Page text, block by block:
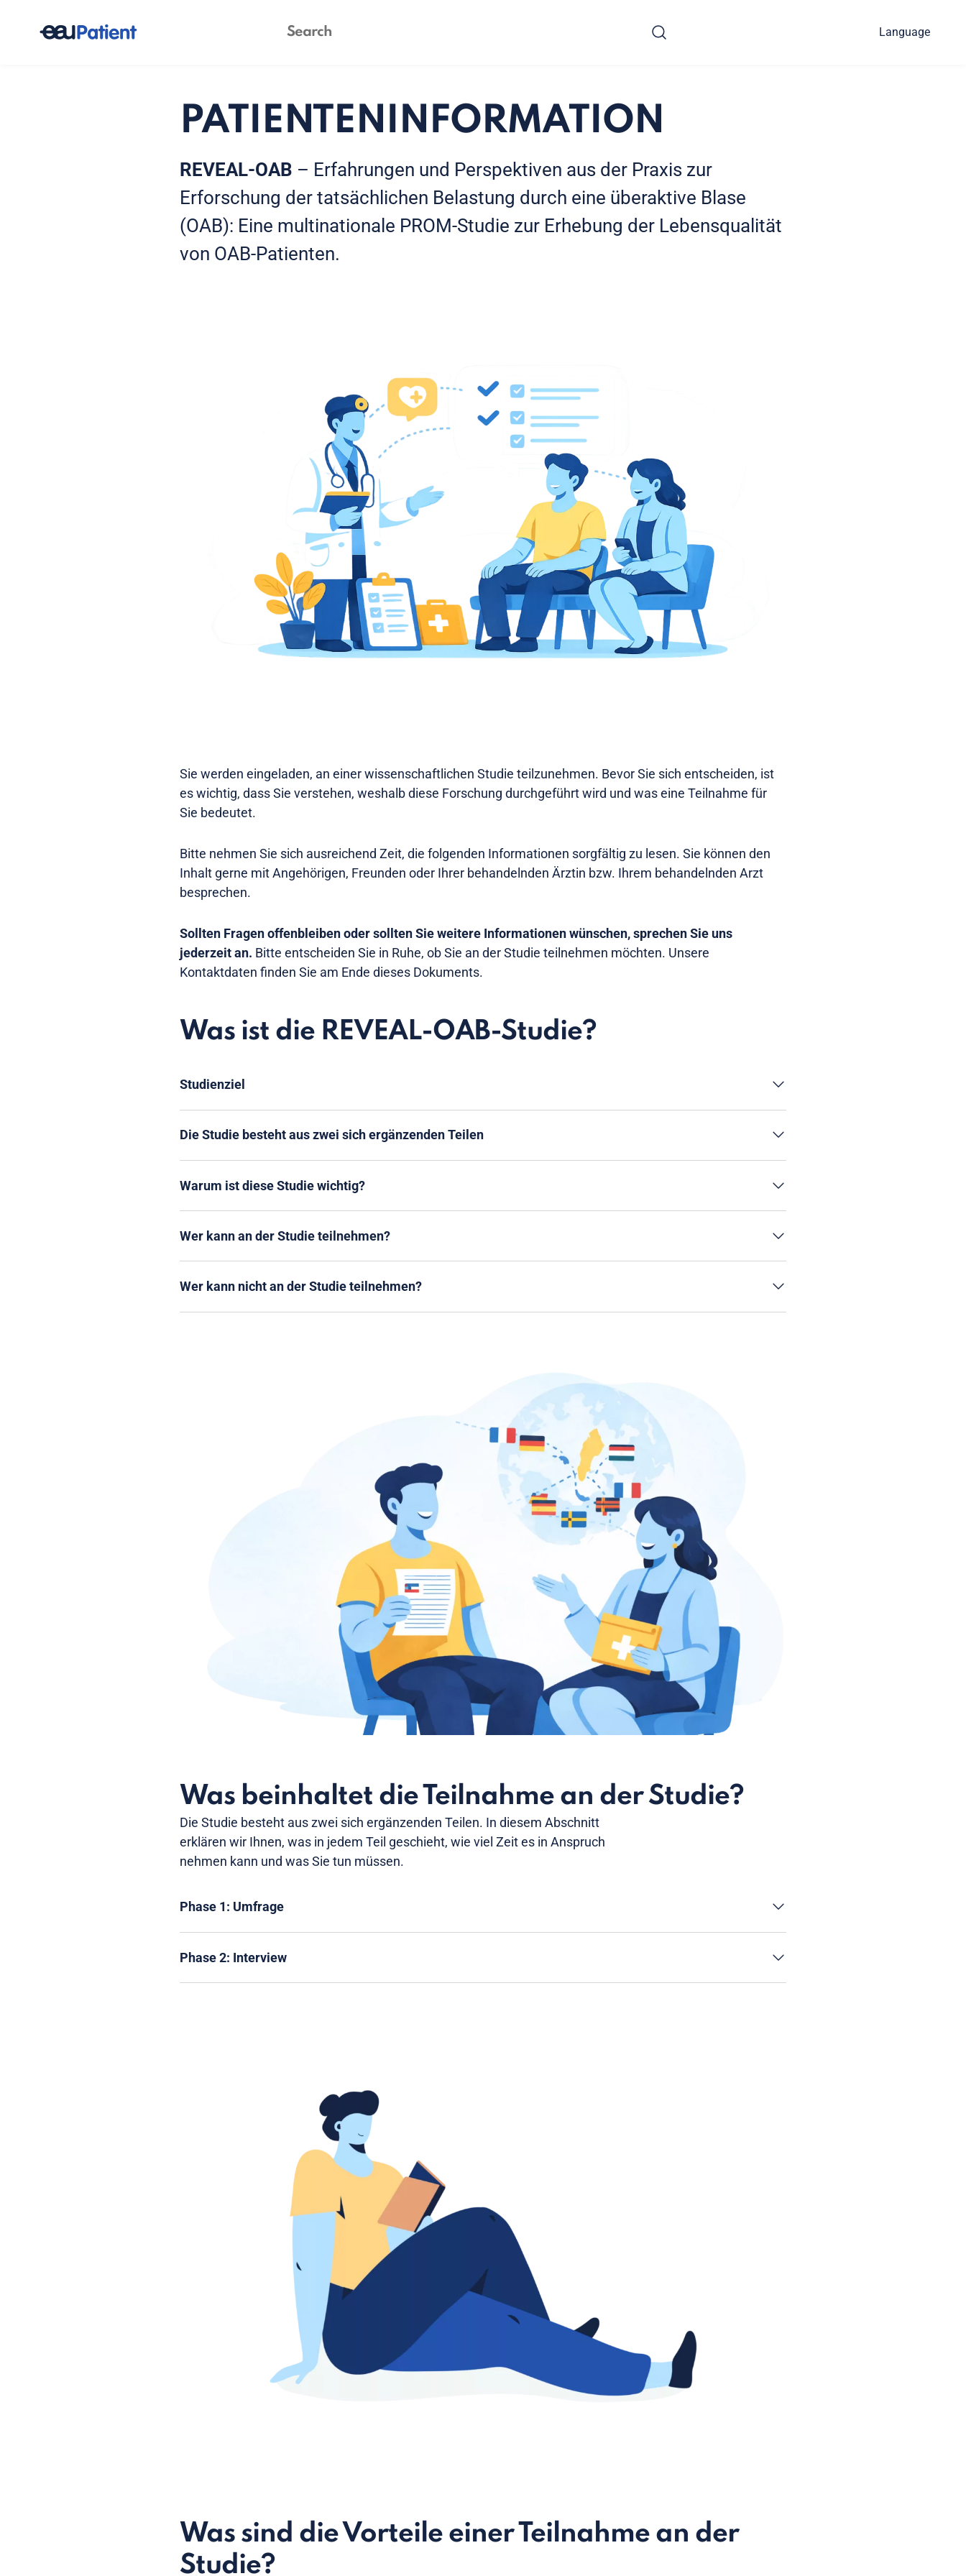
Language
PATIENTENINFORMATION
REVEAL-OAB – Erfahrungen und Perspektiven aus der Praxis zur
Erforschung der tatsächlichen Belastung durch eine überaktive Blase
(OAB): Eine multinationale PROM-Studie zur Erhebung der Lebensqualität
von OAB-Patienten.
Sie werden eingeladen, an einer wissenschaftlichen Studie teilzunehmen. Bevor Sie sich entscheiden, ist
es wichtig, dass Sie verstehen, weshalb diese Forschung durchgeführt wird und was eine Teilnahme für
Sie bedeutet.
Bitte nehmen Sie sich ausreichend Zeit, die folgenden Informationen sorgfältig zu lesen. Sie können den
Inhalt gerne mit Angehörigen, Freunden oder Ihrer behandelnden Ärztin bzw. Ihrem behandelnden Arzt
besprechen.
Sollten Fragen offenbleiben oder sollten Sie weitere Informationen wünschen, sprechen Sie uns
jederzeit an. Bitte entscheiden Sie in Ruhe, ob Sie an der Studie teilnehmen möchten. Unsere
Kontaktdaten finden Sie am Ende dieses Dokuments.
Was ist die REVEAL-OAB-Studie?
Studienziel
Die Studie besteht aus zwei sich ergänzenden Teilen
Warum ist diese Studie wichtig?
Wer kann an der Studie teilnehmen?
Wer kann nicht an der Studie teilnehmen?
Was beinhaltet die Teilnahme an der Studie?
Die Studie besteht aus zwei sich ergänzenden Teilen. In diesem Abschnitt
erklären wir Ihnen, was in jedem Teil geschieht, wie viel Zeit es in Anspruch
nehmen kann und was Sie tun müssen.
Phase 1: Umfrage
Phase 2: Interview
Was sind die Vorteile einer Teilnahme an der
Studie?